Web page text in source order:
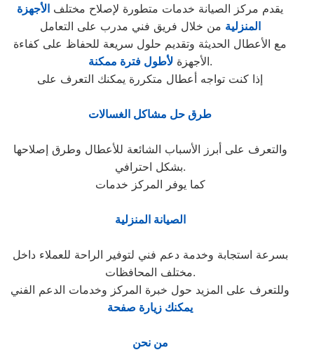
يقدم مركز الصيانة خدمات متطورة لإصلاح مختلف الأجهزة
المنزلية من خلال فريق فني مدرب على التعامل
مع الأعطال الحديثة وتقديم حلول سريعة للحفاظ على كفاءة
الأجهزةلأطول فترة ممكنة
.
إذا كنت تواجه أعطال متكررة يمكنك التعرف على
طرق حل مشاكل الغسالات
والتعرف على أبرز الأسباب الشائعة للأعطال وطرق إصلاحها
بشكل احترافي.
كما يوفر المركز خدمات
الصيانة المنزلية
بسرعة استجابة وخدمة دعم فني لتوفير الراحة للعملاء داخل
مختلف المحافظات.
وللتعرف على المزيد حول خبرة المركز وخدمات الدعم الفني
يمكنك زيارة صفحة
من نحن